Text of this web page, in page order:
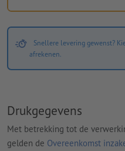
Snellere levering gewenst?
afrekenen.
Drukgegevens
Met betrekking tot de
gelden de Overeenkomst